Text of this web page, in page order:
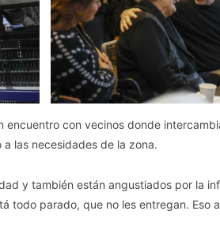
encuentro con vecinos donde
las necesidades de la zona.
y también están angustiados por la
todo parado, que no les entregan. Eso